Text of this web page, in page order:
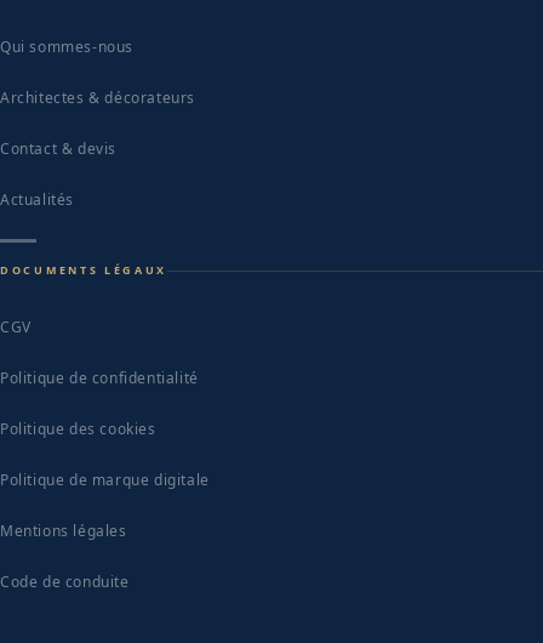
Qui sommes-nous
Architectes & décorateurs
Contact & devis
Actualités
DOCUMENTS LÉGAUX
CGV
Politique de confidentialité
Politique des cookies
Politique de marque digitale
Mentions légales
Code de conduite